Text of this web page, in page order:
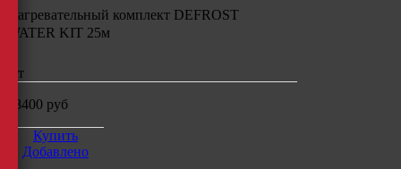
Нагревательный комплект DEFROST
WATER KIT 25м
шт
18400 руб
Купить
Добавлено